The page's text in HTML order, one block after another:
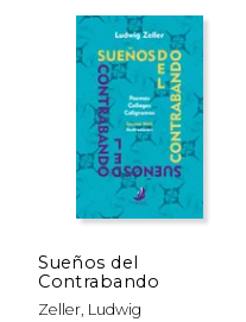
Sueños del
Contrabando
Zeller, Ludwig